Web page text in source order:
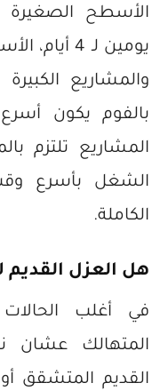
والمشاريع
بالفوم يكون
المشاريع تلتزم
الشغل بأسرع
الكاملة.
هل العزل القديم
في أغلب
المتهالك عشان
القديم المتشقق